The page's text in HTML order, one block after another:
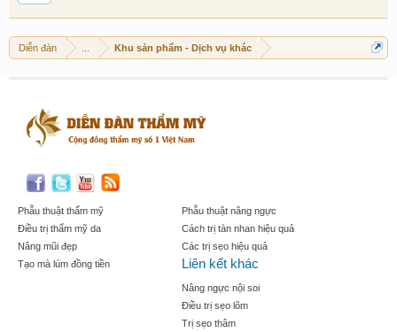
Diễn đàn Khu sản phẩm - Dịch vụ khác
Phẫu thuật thẩm mỹ
Điều trị thẩm mỹ da
Nâng mũi đẹp
Tạo mà lúm đồng tiền
Phẫu thuật nâng ngực
Cách trị tàn nhan hiệu quả
Các trị sẹo hiệu quả
Liên kết khác
Nâng ngực nội soi
Điều trị sẹo lõm
Trị sẹo thâm